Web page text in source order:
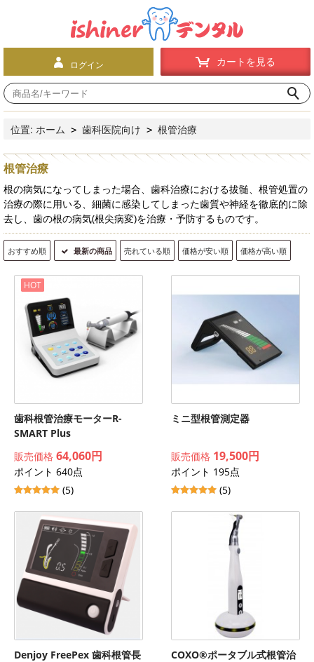
ログイン カートを見る
位置: ホーム > 歯科医院向け > 根管治療
根管治療
根の病気になってしまった場合、歯科治療における拔髄、根管処置の
治療の際に用いる、細菌に感染してしまった歯質や神経を徹底的に除
去し、歯の根の病気(根尖病変)を治療・予防するものです。
おすすめ順 最新の商品 売れている順 価格が安い順 価格が高い順
HOT
歯科根管治療モーターR-
SMART Plus
販売価格 64,060円
ポイント 640点
(5)
ミニ型根管測定器
販売価格 19,500円
ポイント 195点
(5)
Denjoy FreePex 歯科根管長
COXO®ポータブル式根管治